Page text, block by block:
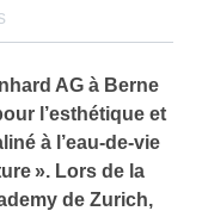
AG à Berne
l’esthétique et
à l’eau-de-vie
». Lors de la
de Zurich,